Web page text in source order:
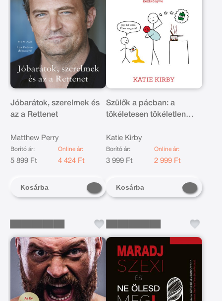
Jóbarátok, szerelmek és
az a Rettenet
Matthew Perry
Borító ár:
5 899 Ft
Online ár:
4 424 Ft
Kosárba
Szülők a pácban: a
tökéletesen tökéletlen
Katie Kirby
Borító ár:
3 999 Ft
Online ár:
2 999 Ft
Kosárba